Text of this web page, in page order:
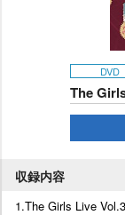
DVD
The
収録内容
1.The Girls Live